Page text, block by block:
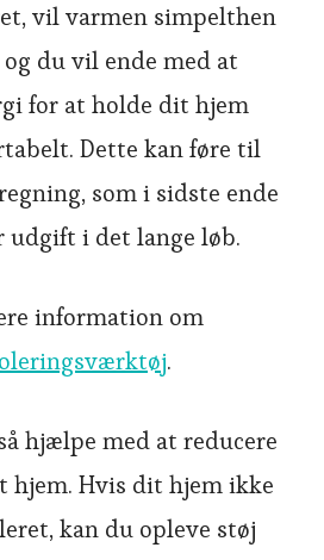
vil varmen simpelthen
du vil ende med at
for at holde dit hjem
Dette kan føre til
som i sidste ende
udgift i det lange løb.
information om
.
hjælpe med at reducere
hjem. Hvis dit hjem ikke
kan du opleve støj